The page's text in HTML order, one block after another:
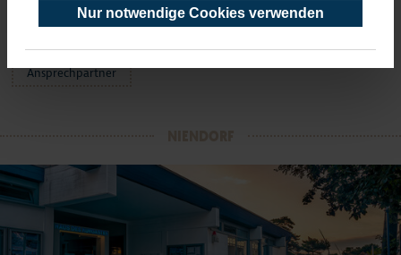
Nur notwendige Cookies verwenden
Ansprechpartner